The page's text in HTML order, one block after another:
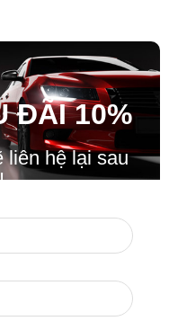
ĐÃI10%
liên hệ lại sau